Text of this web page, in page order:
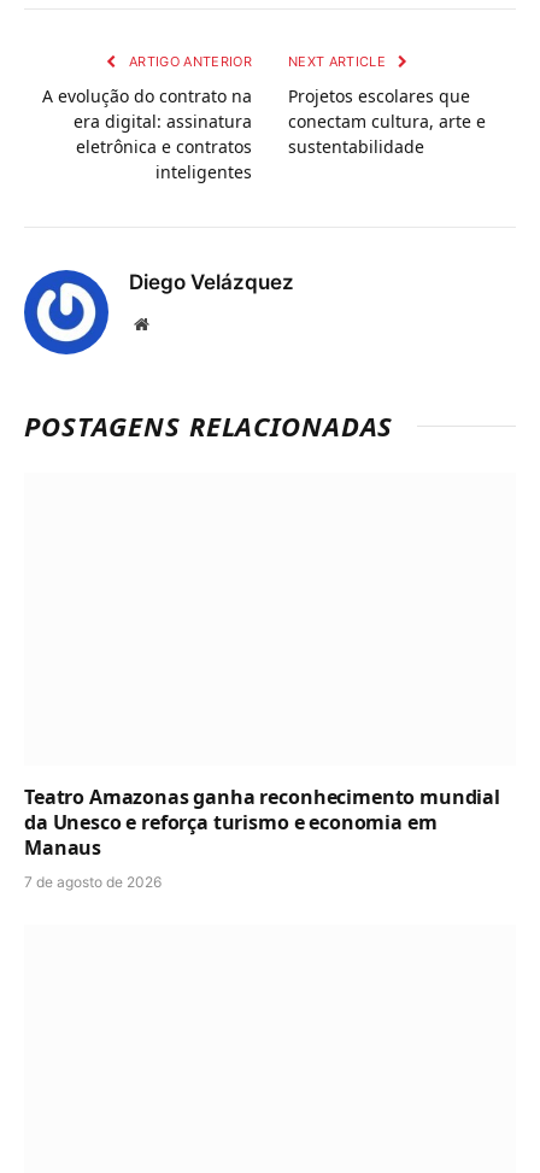
ARTIGO ANTERIOR
A evolução do contrato na
era digital: assinatura
eletrônica e contratos
inteligentes
NEXT ARTICLE
Projetos escolares que
conectam cultura, arte e
sustentabilidade
Diego Velázquez
Website
POSTAGENS RELACIONADAS
Teatro Amazonas ganha reconhecimento mundial
da Unesco e reforça turismo e economia em
Manaus
7 de agosto de 2026